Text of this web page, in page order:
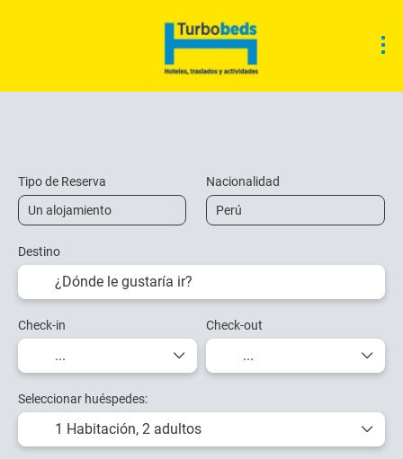
Tipo de Reserva Nacionalidad
Destino
Check-in Check-out
Seleccionar huéspedes:
1 Habitación, 2 adultos